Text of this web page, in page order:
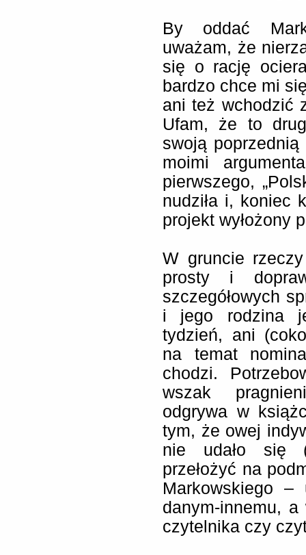
By oddać
uważam, że
się o rację
bardzo chce mi
ani też wchodzić
Ufam, że to
swoją
moimi
pierwszego,
nudziła i, koniec
projekt wyłożony
W gruncie
prosty i
szczegółowych
i jego rodzina
tydzień, ani
na temat
chodzi.
wszak
odgrywa w
tym, że owej
nie udało się
przełożyć na
Markowskiego –
danym-innemu,
czytelnika czy